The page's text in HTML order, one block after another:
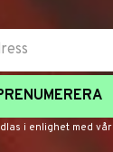
i enlighet med vår